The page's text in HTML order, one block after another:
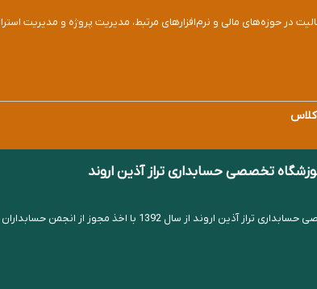
در حوزه‌های مالی و نرم‌افزارهای مرتبط، مدیریت پروژه و مدیریت
کلاس
تخصصی حسابداری تراز آذین اروند
مجوز از انجمن حسابداران خبره ایران و جذب اساتید برجسته کشور، مبادرت به آموزش کلیه دوره های حسابداری و فن بیان نموده است.